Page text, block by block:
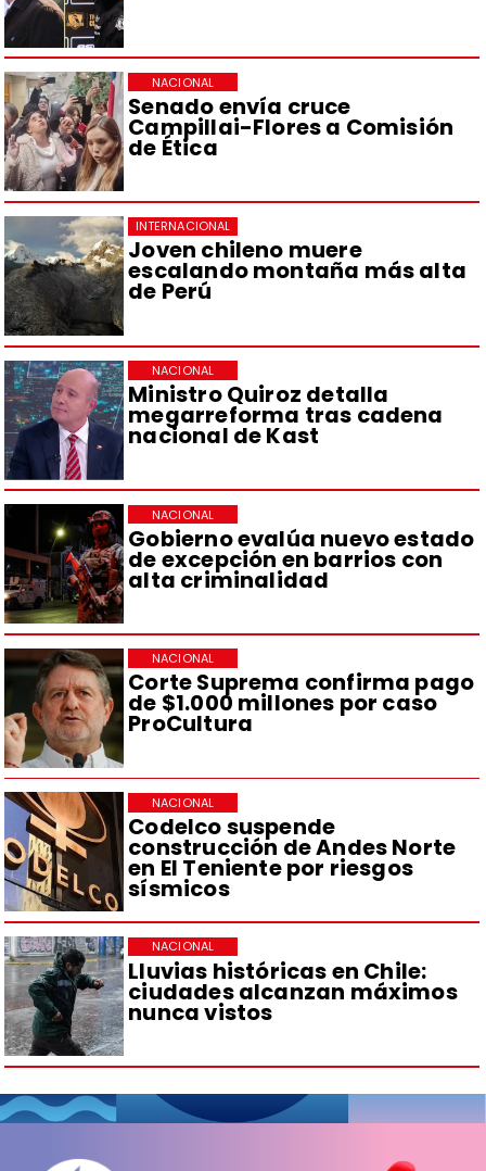
Senado envía cruce
Campillai-Flores a Comisión
de Ética
NACIONAL
Joven chileno muere
escalando montaña más alta
de Perú
INTERNACIONAL
Ministro Quiroz detalla
megarreforma tras cadena
nacional de Kast
NACIONAL
Gobierno evalúa nuevo estado
de excepción en barrios con
alta criminalidad
NACIONAL
Corte Suprema confirma pago
de $1.000 millones por caso
ProCultura
NACIONAL
Codelco suspende
construcción de Andes Norte
en El Teniente por riesgos
sísmicos
NACIONAL
Lluvias históricas en Chile:
ciudades alcanzan máximos
nunca vistos
NACIONAL